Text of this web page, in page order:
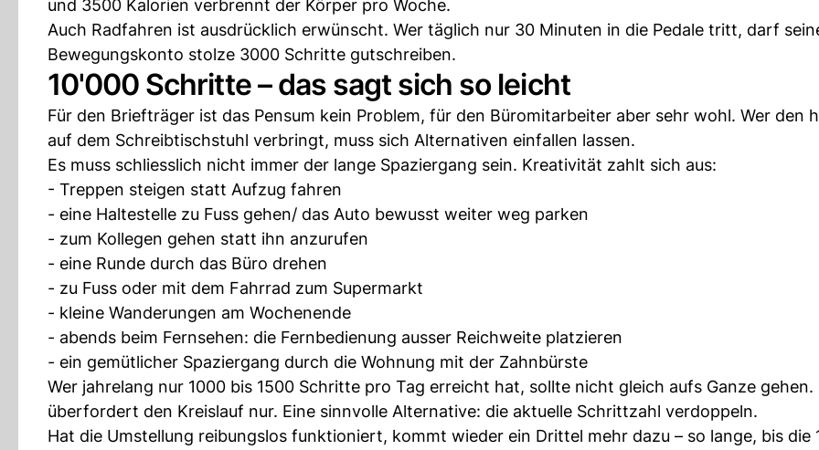
und 3500 Kalorien verbrennt der Körper pro Woche.
Auch Radfahren ist ausdrücklich erwünscht. Wer täglich nur 30 Minuten in die Pedale tritt, darf
Bewegungskonto stolze 3000 Schritte gutschreiben.
10'000 Schritte – das sagt sich so leicht
Für den Briefträger ist das Pensum kein Problem, für den Büromitarbeiter aber sehr wohl. Wer den
auf dem Schreibtischstuhl verbringt, muss sich Alternativen einfallen lassen.
Es muss schliesslich nicht immer der lange Spaziergang sein. Kreativität zahlt sich aus:
- Treppen steigen statt Aufzug fahren
- eine Haltestelle zu Fuss gehen/ das Auto bewusst weiter weg parken
- zum Kollegen gehen statt ihn anzurufen
- eine Runde durch das Büro drehen
- zu Fuss oder mit dem Fahrrad zum Supermarkt
- kleine Wanderungen am Wochenende
- abends beim Fernsehen: die Fernbedienung ausser Reichweite platzieren
- ein gemütlicher Spaziergang durch die Wohnung mit der Zahnbürste
Wer jahrelang nur 1000 bis 1500 Schritte pro Tag erreicht hat, sollte nicht gleich aufs Ganze gehen.
überfordert den Kreislauf nur. Eine sinnvolle Alternative: die aktuelle Schrittzahl verdoppeln.
Hat die Umstellung reibungslos funktioniert, kommt wieder ein Drittel mehr dazu – so lange, bis die